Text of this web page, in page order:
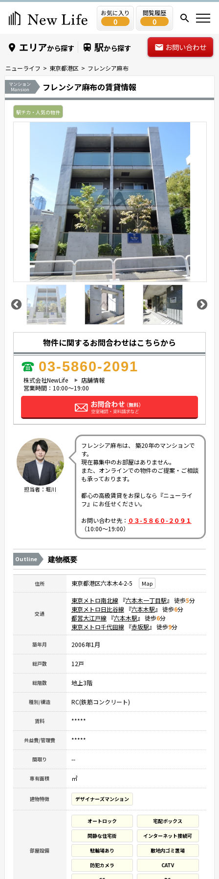
お気に入り
0
閲覧履歴
0
エリアから探す 駅から探す お問い合わせ
ニューライフ 東京都港区 フレンシア麻布
マンション
Mansion
フレンシア麻布の賃貸情報
駅チカ・人気の物件
物件に関するお問合わせはこちらから
03-5860-2091
株式会社NewLife
店舗情報
営業時間：10:00～19:00
担当者：堀川
フレンシア麻布は、 築20年のマンションで
す。
現在募集中のお部屋はありません。
また、オンラインでの物件のご提案・ご相談
も承っております。
都心の高級賃貸をお探しなら『ニューライ
フ』にお任せください。
お問い合わせ先： ０３-５８６０-２０９１
（10:00～19:00）
Outline 建物概要
住所 東京都港区六本木4-2-5 Map
交通
東京メトロ南北線 『六本木一丁目駅』 徒歩5分
東京メトロ日比谷線 『六本木駅』 徒歩6分
都営大江戸線 『六本木駅』 徒歩6分
東京メトロ千代田線 『赤坂駅』 徒歩9分
築年月 2006年1月
総戸数 12戸
総階数 地上3階
種別/構造 RC(鉄筋コンクリート)
賃料 *****
共益費/管理費 *****
間取り --
専有面積 ㎡
建物特徴 デザイナーズマンション
部屋設備
オートロック
宅配ボックス
閑静な住宅街
インターネット接続可
駐輪場あり
敷地内ゴミ置場
防犯カメラ
CATV